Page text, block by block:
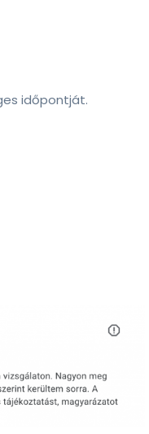
időpontját.